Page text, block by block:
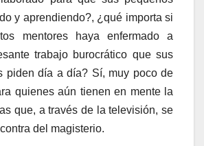
y aprendiendo?, ¿qué importa si
mentores haya enfermado a
trabajo burocrático que sus
piden día a día? Sí, muy poco de
quienes aún tienen en mente la
que, a través de la televisión, se
del magisterio.